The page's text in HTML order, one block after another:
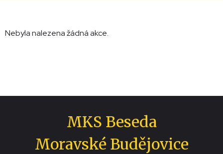
Nebyla nalezena žádná akce.
MKS Beseda
Moravské Budějovice